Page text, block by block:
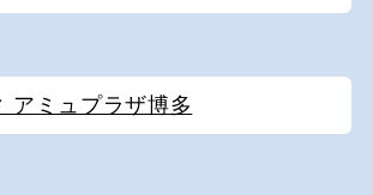
アミュプラザ博多